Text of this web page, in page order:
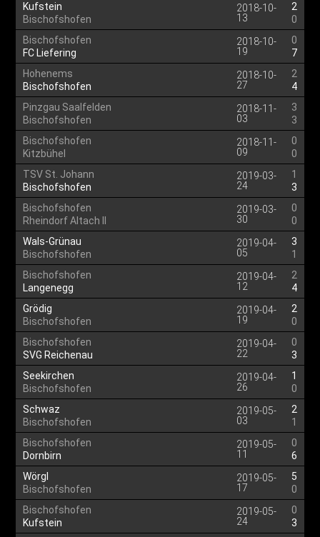
Kufstein
Bischofshofen
2018-10-
13
2
0
Bischofshofen
FC Liefering
2018-10-
19
0
7
Hohenems
Bischofshofen
2018-10-
27
2
4
Pinzgau Saalfelden
Bischofshofen
2018-11-
03
3
3
Bischofshofen
Kitzbühel
2018-11-
09
0
0
TSV St. Johann
Bischofshofen
2019-03-
24
1
3
Bischofshofen
Rheindorf Altach II
2019-03-
30
0
0
Wals-Grünau
Bischofshofen
2019-04-
05
3
1
Bischofshofen
Langenegg
2019-04-
12
2
4
Grödig
Bischofshofen
2019-04-
19
2
0
Bischofshofen
SVG Reichenau
2019-04-
22
0
3
Seekirchen
Bischofshofen
2019-04-
26
1
0
Schwaz
Bischofshofen
2019-05-
03
2
1
Bischofshofen
Dornbirn
2019-05-
11
0
6
Wörgl
Bischofshofen
2019-05-
17
5
0
Bischofshofen
Kufstein
2019-05-
24
0
3